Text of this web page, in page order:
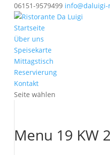
06151-9579499
Startseite
Über uns
Speisekarte
Mittagstisch
Reservierung
Kontakt
Seite wählen
Menu 19 KW